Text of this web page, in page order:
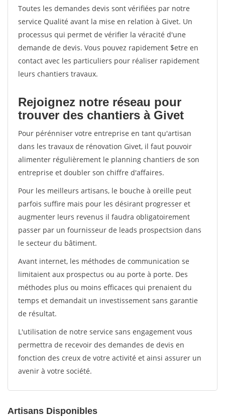
Toutes les demandes devis sont vérifiées par notre
service Qualité avant la mise en relation à Givet. Un
processus qui permet de vérifier la véracité d'une
demande de devis. Vous pouvez rapidement $etre en
contact avec les particuliers pour réaliser rapidement
leurs chantiers travaux.
Rejoignez notre réseau pour
trouver des chantiers à Givet
Pour pérénniser votre entreprise en tant qu'artisan
dans les travaux de rénovation Givet, il faut pouvoir
alimenter régulièrement le planning chantiers de son
entreprise et doubler son chiffre d'affaires.
Pour les meilleurs artisans, le bouche à oreille peut
parfois suffire mais pour les désirant progresser et
augmenter leurs revenus il faudra obligatoirement
passer par un fournisseur de leads prospectsion dans
le secteur du bâtiment.
Avant internet, les méthodes de communication se
limitaient aux prospectus ou au porte à porte. Des
méthodes plus ou moins efficaces qui prenaient du
temps et demandait un investissement sans garantie
de résultat.
L'utilisation de notre service sans engagement vous
permettra de recevoir des demandes de devis en
fonction des creux de votre activité et ainsi assurer un
avenir à votre société.
Artisans Disponibles